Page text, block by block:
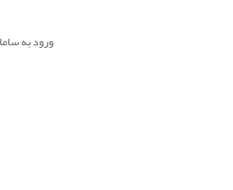
ورود به